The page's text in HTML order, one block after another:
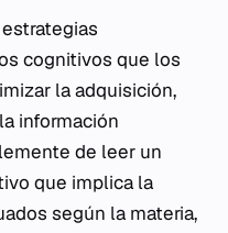
cognitivos que los
la adquisición,
información
de leer un
que implica la
según la materia,